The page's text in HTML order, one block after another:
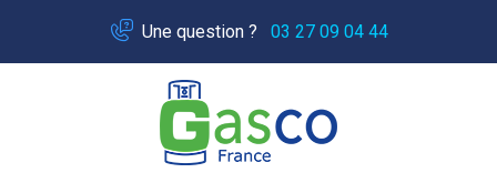
Une question ? 03 27 09 04 44